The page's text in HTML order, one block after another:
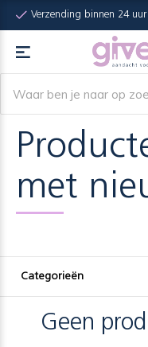
Verzending binnen 24
met
Categorieën
Geen